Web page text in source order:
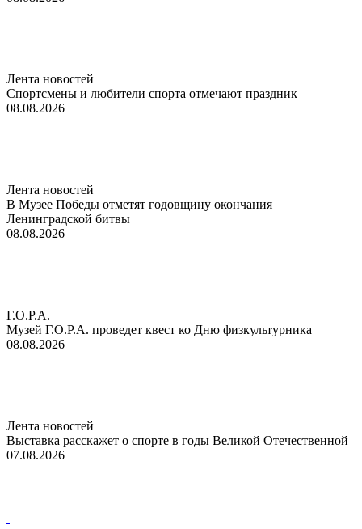
Лента новостей
Спортсмены и любители спорта отмечают праздник
08.08.2026
Лента новостей
В Музее Победы отметят годовщину окончания
Ленинградской битвы
08.08.2026
Г.О.Р.А.
Музей Г.О.Р.А. проведет квест ко Дню физкультурника
08.08.2026
Лента новостей
Выставка расскажет о спорте в годы Великой Отечественной
07.08.2026